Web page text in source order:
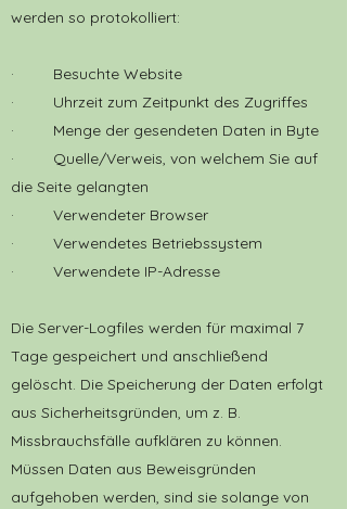
werden so protokolliert:
· Besuchte Website
· Uhrzeit zum Zeitpunkt des Zugriffes
· Menge der gesendeten Daten in Byte
· Quelle/Verweis, von welchem Sie auf
die Seite gelangten
· Verwendeter Browser
· Verwendetes Betriebssystem
· Verwendete IP-Adresse
Die Server-Logfiles werden für maximal 7
Tage gespeichert und anschließend
gelöscht. Die Speicherung der Daten erfolgt
aus Sicherheitsgründen, um z. B.
Missbrauchsfälle aufklären zu können.
Müssen Daten aus Beweisgründen
aufgehoben werden, sind sie solange von